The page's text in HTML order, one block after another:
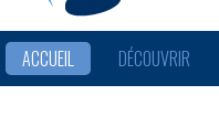
ACCUEIL DÉCOUVRIR